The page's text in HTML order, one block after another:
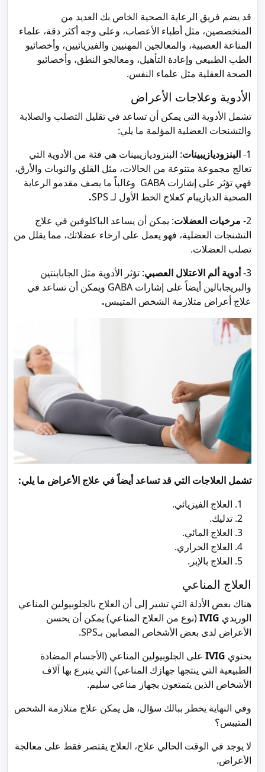
قد يضم فريق الرعاية الصحية الخاص بك العديد من
المتخصصين، مثل أطباء الأعصاب، وعلى وجه أكثر دقة، علماء
المناعة العصبية، والمعالجين المهنيين والفيزيائيين، وأخصائيو
الطب الطبيعي وإعادة التأهيل، ومعالجو النطق، وأخصائيو
الصحة العقلية مثل علماء النفس.
الأدوية وعلاجات الأعراض
تشمل الأدوية التي يمكن أن تساعد في تقليل التصلب والصلابة
والتشنجات العضلية المؤلمة ما يلي:
1- البنزوديازيبينات: البنزوديازيبينات هي فئة من الأدوية التي
تعالج مجموعة متنوعة من الحالات، مثل القلق والنوبات والأرق،
فهي تؤثر على إشارات GABA وغالباً ما يصف مقدمو الرعاية
الصحية الديازيبام كعلاج الخط الأول لـ SPS
.
2- مرخيات العضلات: يمكن أن يساعد الباكلوفين في علاج
التشنجات العضلية، فهو يعمل على ارخاء عضلاتك، مما يقلل من
تصلب العضلات.
3- أدوية ألم الاعتلال العصبي: تؤثر الأدوية مثل الجابابنتين
والبريجابالين أيضاً على إشارات GABA
ويمكن أن تساعد في
علاج أعراض متلازمة الشخص المتيبس.
تشمل العلاجات التي قد تساعد أيضاً في علاج الأعراض ما يلي:
العلاج الفيزيائي.
تدليك.
العلاج المائي.
العلاج الحراري.
العلاج بالإبر.
العلاج المناعي
هناك بعض الأدلة التي تشير إلى أن العلاج بالجلوبيولين المناعي
الوريدي IVIG(نوع من العلاج المناعي) يمكن أن يحسن
الأعراض لدى بعض الأشخاص المصابين بـSPS.
يحتوي IVIG على الجلوبيولين المناعي (الأجسام المضادة
الطبيعية التي ينتجها جهازك المناعي) التي يتبرع بها آلاف
الأشخاص الذين يتمتعون بجهاز مناعي سليم.
وفي النهاية يخطر ببالك سؤال، هل يمكن علاج متلازمة الشخص
المتيبس؟
لا يوجد في الوقت الحالي علاج، العلاج يقتصر فقط على معالجة
الأعراض.